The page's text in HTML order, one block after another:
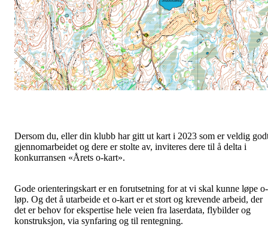
Dersom du, eller din klubb har gitt ut kart i 2023 som er veldig
gjennomarbeidet og dere er stolte av, inviteres dere til å delta i
konkurransen «Årets o-kart».
Gode orienteringskart er en forutsetning for at vi skal kunne løpe o-
løp. Og det å utarbeide et o-kart er et stort og krevende arbeid, der
det er behov for ekspertise hele veien fra laserdata, flybilder og
konstruksjon, via synfaring og til rentegning.